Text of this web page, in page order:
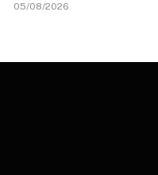
05/08/2026